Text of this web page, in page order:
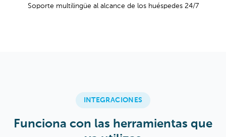
Soporte multilingüe al alcance de los huéspedes 24/7
INTEGRACIONES
Funciona con las herramientas que